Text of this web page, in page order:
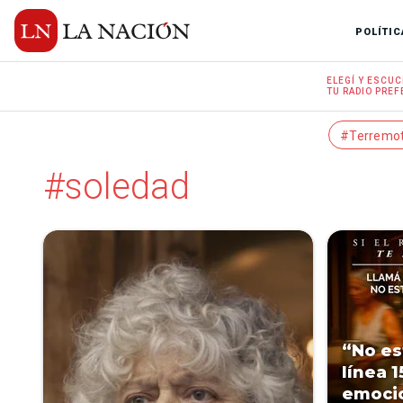
ELEGÍ Y
TU RADIO
#soledad
“No
línea